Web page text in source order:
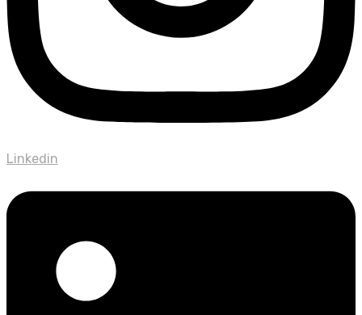
Linkedin